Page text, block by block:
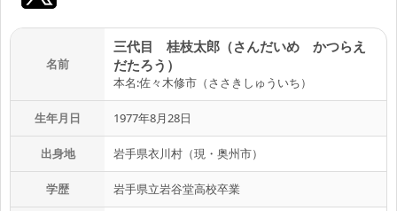
名前
三代目 桂枝太郎（さんだいめ かつらえ
だたろう）
本名:佐々木修市（ささきしゅういち）
生年月日 1977年8月28日
出身地 岩手県衣川村（現・奥州市）
学歴 岩手県立岩谷堂高校卒業